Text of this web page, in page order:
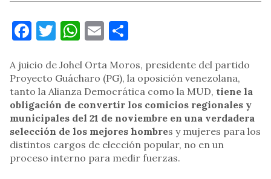
Facebook
Twitter
WhatsApp
Email
A juicio de Johel Orta Moros, presidente del partido
Proyecto Guácharo (PG), la oposición venezolana,
tanto la Alianza Democrática como la MUD, tiene la
obligación de convertir los comicios regionales y
municipales del 21 de noviembre en una verdadera
selección de los mejores hombres y mujeres para los
distintos cargos de elección popular, no en un
proceso interno para medir fuerzas.